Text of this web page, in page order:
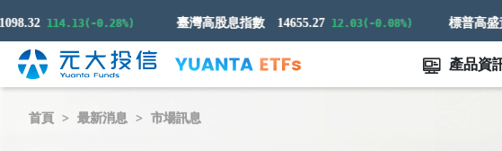
114.13(-0.28%) 臺灣高股息指數 14655.27 12.03(-0.08%)
產品資
首頁 最新消息 市場訊息